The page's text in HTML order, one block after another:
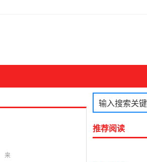
来
推荐阅读